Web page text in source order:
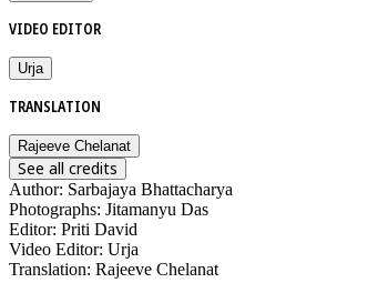
VIDEO EDITOR
Urja
TRANSLATION
Rajeeve Chelanat
See all credits
Author: Sarbajaya Bhattacharya
Photographs: Jitamanyu Das
Editor: Priti David
Video Editor: Urja
Translation: Rajeeve Chelanat